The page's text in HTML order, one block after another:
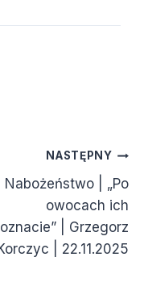
NASTĘPNY
Nabożeństwo | „Po
owocach ich
| Grzegorz
| 22.11.2025